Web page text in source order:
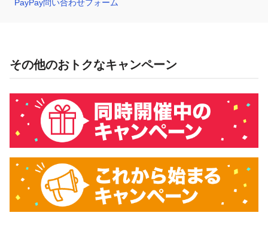
PayPay問い合わせフォーム
その他のおトクなキャンペーン